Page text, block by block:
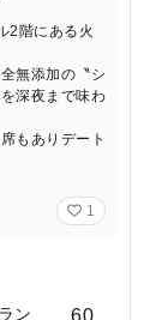
2階にある火
無添加の〝シ
深夜まで味わ
もありデート
1
ン